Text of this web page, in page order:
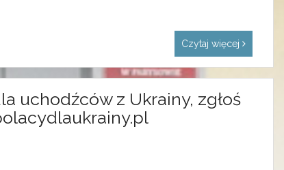
Czytaj więcej
uchodźców z Ukrainy, zgłoś